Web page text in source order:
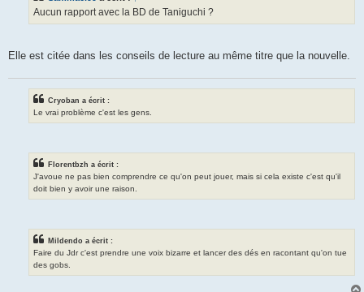
Aucun rapport avec la BD de Taniguchi ?
Elle est citée dans les conseils de lecture au même titre que la nouvelle.
Cryoban a écrit :
Le vrai problème c'est les gens.
Florentbzh a écrit :
J'avoue ne pas bien comprendre ce qu'on peut jouer, mais si cela existe c'est qu'il
doit bien y avoir une raison.
Mildendo a écrit :
Faire du Jdr c'est prendre une voix bizarre et lancer des dés en racontant qu'on tue
des gobs.